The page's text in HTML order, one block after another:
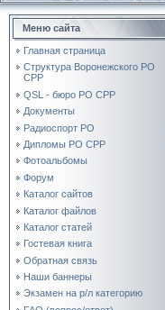
Меню сайта
Главная страница
Структура Воронежского РО
СРР
QSL - бюро РО СРР
Документы
Радиоспорт РО
Дипломы РО СРР
Фотоальбомы
Форум
Каталог сайтов
Каталог файлов
Каталог статей
Гостевая книга
Обратная связь
Наши баннеры
Экзамен на р/л категорию